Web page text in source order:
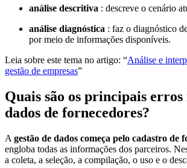
análise descritiva : descreve o cenário
análise diagnóstica : faz o diagnóstico
por meio de informações disponíveis.
Leia sobre este tema no artigo: “Análise e
gestão de empresas”
Quais são os principais erros
dados de fornecedores?
A gestão de dados começa pelo cadastro de
engloba todas as informações dos parceiros.
a coleta, a seleção, a compilação, o uso e o